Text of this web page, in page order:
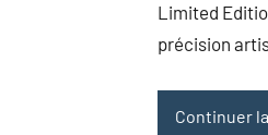
Limited
précision
Continuer